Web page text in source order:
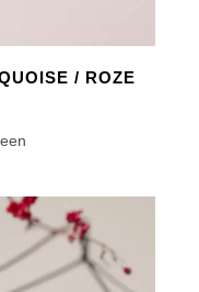
/ ROZE